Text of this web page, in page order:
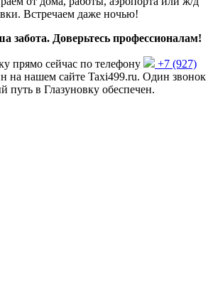
Встречаем даже ночью!
забота. Доверьтесь профессионалам!
прямо сейчас по телефону
+7 (927)
на нашем сайте Taxi499.ru. Один звонок
в Глазуновку обеспечен.